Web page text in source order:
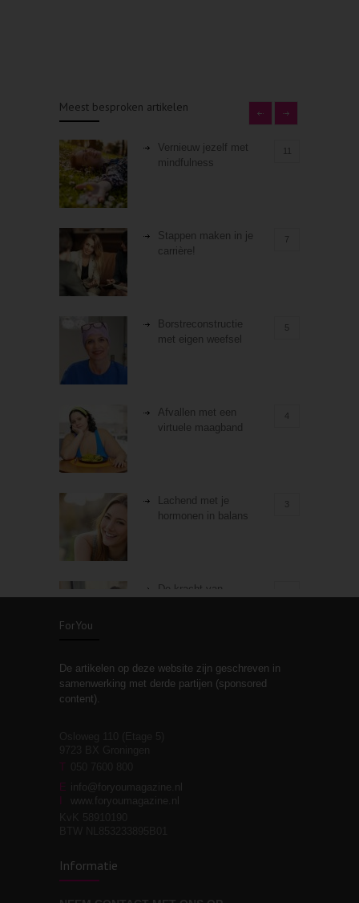
Meest besproken artikelen
Vernieuw jezelf met
mindfulness
Stappen maken in je
carrière!
7
Borstreconstructie
met eigen weefsel
5
Afvallen met een
virtuele maagband
4
Lachend met je
hormonen in balans
3
De kracht van
Stiefouderschap en
relaties
moeite!
ForYou
De artikelen op deze website zijn geschreven in
samenwerking met derde partijen (sponsored
content).
T
E info@foryoumagazine.nl
www.foryoumagazine.nl
Informatie